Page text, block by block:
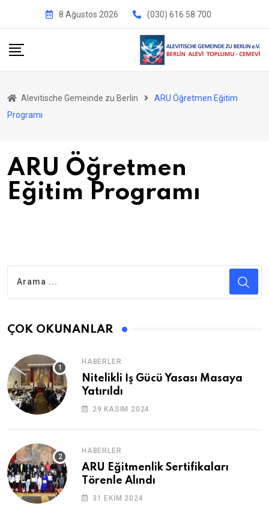
8 Ağustos 2026 (030) 616 58 700
Alevitische Gemeinde zu Berlin
ARU Öğretmen Eğitim
Programı
ARU Öğretmen
Eğitim Programı
ÇOK OKUNANLAR
HABERLER
Nitelikli İş Gücü Yasası Masaya
Yatırıldı
29 KASIM 2024
HABERLER
ARU Eğitmenlik Sertifikaları
Törenle Alındı
31 EKIM 2024